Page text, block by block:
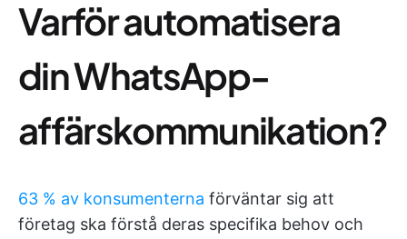
Varför automatisera
din WhatsApp-
affärskommunikation?
63 % av konsumenterna förväntar sig att
företag ska förstå deras specifika behov och